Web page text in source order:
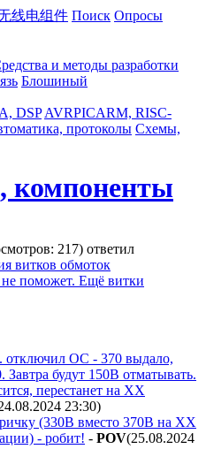
线电组件 Поиск Опросы
и методы разработки
Блошиный
DSP AVRPICARM, RISC-
протоколы Схемы,
компоненты
217) ответил
витков обмоток
поможет. Ещё витки
отключил ОС - 370 выдало,
Завтра будут 150В отматывать.
перестанет на ХХ
23:30)
(330В вместо 370В на ХХ
- робит! - POV(25.08.2024